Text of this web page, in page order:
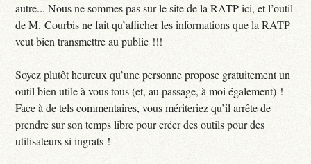
autre... Nous ne sommes pas sur le site de la RATP ici, et l’outil
de M. Courbis ne fait qu’afficher les informations que la RATP
veut bien transmettre au public !!!
Soyez plutôt heureux qu’une personne propose gratuitement un
outil bien utile à vous tous (et, au passage, à moi également) !
Face à de tels commentaires, vous mériteriez qu’il arrête de
prendre sur son temps libre pour créer des outils pour des
utilisateurs si ingrats !